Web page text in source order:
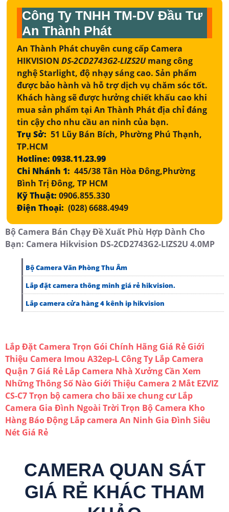
Công Ty TNHH TM-DV Đầu Tư
An Thành Phát
An Thành Phát chuyên cung cấp Camera
HIKVISION DS-2CD2743G2-LIZS2U mang công
nghệ Starlight, độ nhạy sáng cao. Sản phẩm
được bảo hành và hỗ trợ dịch vụ chăm sóc tốt.
Khách hàng sẽ được hưởng chiết khấu cao khi
mua sản phẩm tại An Thành Phát địa chỉ đáng
tin cậy cho nhu cầu an ninh của bạn.
Trụ Sở: 51 Lũy Bán Bích, Phường Phú Thạnh,
TP.HCM
Hotline: 0938.11.23.99
Chi Nhánh 1: 445/38 Tân Hòa Đông,Phường
Bình Trị Đông, TP HCM
Kỹ Thuật: 0906.855.330
Điện Thoại: (028) 6688.4949
Bộ Camera Bán Chạy Đề Xuất Phù Hợp Dành Cho
Bạn: Camera Hikvision DS-2CD2743G2-LIZS2U 4.0MP
Bộ Camera Văn Phòng Thu Âm
Lắp đặt camera thông minh giá rẻ hikvision.
Lắp camera cửa hàng 4 kênh ip hikvision
Lắp Đặt Camera Trọn Gói Chính Hãng Giá Rẻ Giới
Thiệu Camera Imou A32ep-L Công Ty Lắp Camera
Quận 7 Giá Rẻ Lắp Camera Nhà Xưởng Cần Xem
Những Thông Số Nào Giới Thiệu Camera 2 Mắt EZVIZ
CS-C7Trọn bộ camera cho bãi xe chung cư Lắp
Camera Gia Đình Ngoài Trời Trọn Bộ Camera Kho
Hàng Báo Động Lắp camera An Ninh Gia Đình Siêu
Nét Giá Rẻ
CAMERA QUAN SÁT
GIÁ RẺ KHÁC THAM